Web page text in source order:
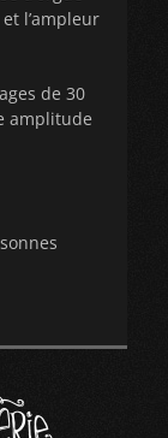
l’ampleur
de 30
amplitude